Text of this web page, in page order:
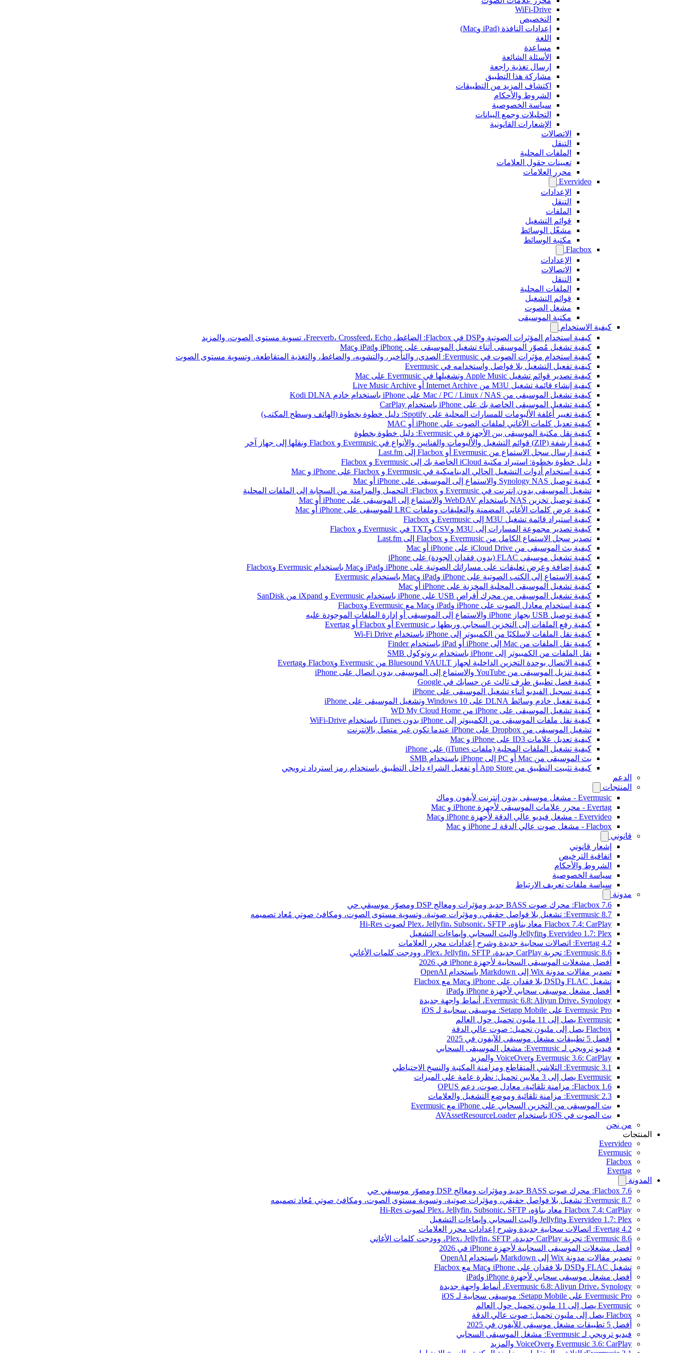
WiFi-Drive
التخصيص
إعدادات النافذة (iPad وMac)
اللغة
مساعدة
الأسئلة الشائعة
إرسال تغذية راجعة
مشاركة هذا التطبيق
اكتشاف المزيد من التطبيقات
الشروط والأحكام
سياسة الخصوصية
التحليلات وجمع البيانات
الإشعارات القانونية
الاتصالات
التنقل
الملفات المحلية
تعيينات حقول العلامات
محرر العلامات
Evervideo
الإعدادات
التنقل
الملفات
قوائم التشغيل
مشغّل الوسائط
مكتبة الوسائط
Flacbox
الإعدادات
الاتصالات
التنقل
الملفات المحلية
قوائم التشغيل
مشغل الصوت
مكتبة الموسيقى
كيفية الاستخدام
كيفية استخدام المؤثرات الصوتية وDSP في Flacbox: الضاغط، Freeverb، Crossfeed، Echo، تسوية مستوى الصوت، والمزيد
كيفية تشغيل مُصوّر الموسيقى أثناء تشغيل الموسيقى على iPhone وiPad وMac
كيفية استخدام مؤثرات الصوت في Evermusic: الصدى، والتأخير، والتشويه، والضاغط، والتغذية المتقاطعة، وتسوية مستوى الصوت
كيفية تفعيل التشغيل بلا فواصل واستخدامه في Evermusic
كيفية تصدير قوائم تشغيل Apple Music وتشغيلها في Evermusic على Mac
كيفية إنشاء قائمة تشغيل M3U من Internet Archive أو Live Music Archive
كيفية تشغيل الموسيقى من Mac / PC / Linux / NAS على iPhone باستخدام خادم Kodi DLNA
كيفية تشغيل الموسيقى الخاصة بك على iPhone باستخدام CarPlay
كيفية تغيير أغلفة الألبومات للمسارات المحلية على Spotify: دليل خطوة بخطوة (الهاتف وسطح المكتب)
كيفية تعديل كلمات الأغاني لملفات الصوت على iPhone أو MAC
كيفية نقل مكتبة الموسيقى بين الأجهزة في Evermusic: دليل خطوة بخطوة
كيفية أرشفة (ZIP) قوائم التشغيل والألبومات والفنانين والأنواع في Evermusic و Flacbox ونقلها إلى جهاز آخر
كيفية إرسال سجل الاستماع من Evermusic أو Flacbox إلى Last.fm
دليل خطوة بخطوة: استيراد مكتبة iCloud الخاصة بك إلى Evermusic و Flacbox
كيفية استخدام أدوات التشغيل الحالي الديناميكية في Evermusic و Flacbox على iPhone و Mac
كيفية توصيل Synology NAS والاستماع إلى الموسيقى على iPhone أو Mac
تشغيل الموسيقى بدون إنترنت في Evermusic و Flacbox: التحميل والمزامنة من السحابة إلى الملفات المحلية
كيفية توصيل تخزين NAS باستخدام WebDAV والاستماع إلى الموسيقى على iPhone أو Mac
كيفية عرض كلمات الأغاني المضمنة والتعليقات وملفات LRC للموسيقى على iPhone أو Mac
كيفية استيراد قائمة تشغيل M3U إلى Evermusic و Flacbox
كيفية تصدير مجموعة المسارات إلى M3U وCSV وTXT في Evermusic و Flacbox
تصدير سجل الاستماع الكامل من Evermusic و Flacbox إلى Last.fm
كيفية بث الموسيقى من iCloud Drive على iPhone أو Mac
كيفية تشغيل موسيقى FLAC (بدون فقدان الجودة) على iPhone
كيفية إضافة وعرض تعليقات على مساراتك الصوتية على iPhone وiPad وMac باستخدام Evermusic وFlacbox
كيفية الاستماع إلى الكتب الصوتية على iPhone وiPad وMac باستخدام Evermusic
كيفية تشغيل الموسيقى المحلية المخزنة على iPhone أو Mac
كيفية تشغيل الموسيقى من محرك أقراص USB على iPhone باستخدام Evermusic و iXpand من SanDisk
كيفية استخدام معادل الصوت على iPhone وiPad وMac مع Evermusic وFlacbox
كيفية توصيل USB بجهاز iPhone والاستماع إلى الموسيقى أو إدارة الملفات الموجودة عليه
كيفية رفع الملفات إلى التخزين السحابي وربطها بـ Evermusic أو Flacbox أو Evertag
كيفية نقل الملفات لاسلكيًا من الكمبيوتر إلى iPhone باستخدام Wi-Fi Drive
كيفية نقل الملفات من Mac إلى iPhone أو iPad باستخدام Finder
نقل الملفات من الكمبيوتر إلى iPhone باستخدام بروتوكول SMB
كيفية الاتصال بوحدة التخزين الداخلية لجهاز Bluesound VAULT من Evermusic وFlacbox وEvertag
كيفية تنزيل الموسيقى من YouTube والاستماع إلى الموسيقى بدون اتصال على iPhone
كيفية فصل تطبيق طرف ثالث عن حسابك في Google
كيفية تسجيل الفيديو أثناء تشغيل الموسيقى على iPhone
كيفية تفعيل خادم وسائط DLNA على Windows 10 وتشغيل الموسيقى على iPhone
كيفية تشغيل الموسيقى على iPhone من WD My Cloud Home
كيفية نقل ملفات الموسيقى من الكمبيوتر إلى iPhone بدون iTunes باستخدام WiFi-Drive
تشغيل الموسيقى من Dropbox على iPhone عندما تكون غير متصل بالإنترنت
كيفية تعديل علامات ID3 على iPhone و Mac
كيفية تشغيل الملفات المحلية (ملفات iTunes) على iPhone
بث الموسيقى من Mac أو PC إلى iPhone باستخدام SMB
كيفية تثبيت التطبيق من App Store أو تفعيل الشراء داخل التطبيق باستخدام رمز استرداد ترويجي
الدعم
المنتجات
Evermusic - مشغل موسيقى بدون إنترنت لأيفون وماك
Evertag - محرر علامات الموسيقى لأجهزة iPhone و Mac
Evervideo - مشغل فيديو عالي الدقة لأجهزة iPhone وMac
Flacbox - مشغل صوت عالي الدقة لـ iPhone و Mac
قانوني
إشعار قانوني
اتفاقية الترخيص
الشروط والأحكام
سياسة الخصوصية
سياسة ملفات تعريف الارتباط
مدونة
Flacbox 7.6: محرك صوت BASS جديد ومؤثرات ومعالج DSP ومصوّر موسيقي حي
Evermusic 8.7: تشغيل بلا فواصل حقيقي، ومؤثرات صوتية، وتسوية مستوى الصوت، ومكافئ صوتي مُعاد تصميمه
Flacbox 7.4: CarPlay معاد بناؤه، Plex، Jellyfin، Subsonic، SFTP لصوت Hi-Res
Evervideo 1.7: Plex وJellyfin والبث السحابي وإيماءات التشغيل
Evertag 4.2: اتصالات سحابية جديدة وشرح إعدادات محرر العلامات
Evermusic 8.6: تجربة CarPlay جديدة، Plex، Jellyfin، SFTP، وودجت كلمات الأغاني
أفضل مشغلات الموسيقى السحابية لأجهزة iPhone في 2026
تصدير مقالات مدونة Wix إلى Markdown باستخدام OpenAI
تشغيل FLAC وDSD بلا فقدان على iPhone وMac مع Flacbox
أفضل مشغل موسيقى سحابي لأجهزة iPhone وiPad
Evermusic 6.8: Aliyun Drive، Synology، أنماط واجهة جديدة
Evermusic Pro على Setapp Mobile: موسيقى سحابية لـ iOS
Evermusic يصل إلى 11 مليون تحميل حول العالم
Flacbox يصل إلى مليون تحميل: صوت عالي الدقة
أفضل 5 تطبيقات مشغل موسيقى للآيفون في 2025
فيديو ترويجي لـ Evermusic: مشغل الموسيقى السحابي
Evermusic 3.6: CarPlay وVoiceOver والمزيد
Evermusic 3.1: التلاشي المتقاطع ومزامنة المكتبة والنسخ الاحتياطي
Evermusic يصل إلى 3 ملايين تحميل: نظرة عامة على الميزات
Flacbox 1.6: مزامنة تلقائية، معادل صوت، دعم OPUS
Evermusic 2.3: مزامنة تلقائية وموضع التشغيل والعلامات
بث الموسيقى من التخزين السحابي على iPhone مع Evermusic
بث الصوت في iOS باستخدام AVAssetResourceLoader
من نحن
المنتجات
Evervideo
Evermusic
Flacbox
Evertag
المدونة
Flacbox 7.6: محرك صوت BASS جديد ومؤثرات ومعالج DSP ومصوّر موسيقي حي
Evermusic 8.7: تشغيل بلا فواصل حقيقي، ومؤثرات صوتية، وتسوية مستوى الصوت، ومكافئ صوتي مُعاد تصميمه
Flacbox 7.4: CarPlay معاد بناؤه، Plex، Jellyfin، Subsonic، SFTP لصوت Hi-Res
Evervideo 1.7: Plex وJellyfin والبث السحابي وإيماءات التشغيل
Evertag 4.2: اتصالات سحابية جديدة وشرح إعدادات محرر العلامات
Evermusic 8.6: تجربة CarPlay جديدة، Plex، Jellyfin، SFTP، وودجت كلمات الأغاني
أفضل مشغلات الموسيقى السحابية لأجهزة iPhone في 2026
تصدير مقالات مدونة Wix إلى Markdown باستخدام OpenAI
تشغيل FLAC وDSD بلا فقدان على iPhone وMac مع Flacbox
أفضل مشغل موسيقى سحابي لأجهزة iPhone وiPad
Evermusic 6.8: Aliyun Drive، Synology، أنماط واجهة جديدة
Evermusic Pro على Setapp Mobile: موسيقى سحابية لـ iOS
Evermusic يصل إلى 11 مليون تحميل حول العالم
Flacbox يصل إلى مليون تحميل: صوت عالي الدقة
أفضل 5 تطبيقات مشغل موسيقى للآيفون في 2025
فيديو ترويجي لـ Evermusic: مشغل الموسيقى السحابي
Evermusic 3.6: CarPlay وVoiceOver والمزيد